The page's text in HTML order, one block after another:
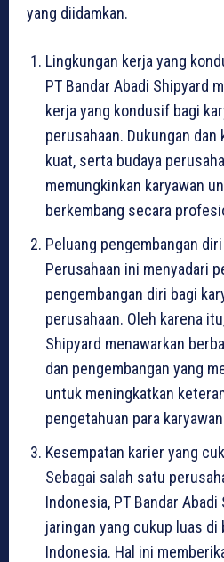
yang diidamkan.
Lingkungan kerja yang
PT Bandar Abadi Shipyard
kerja yang kondusif bagi
perusahaan. Dukungan dan
kuat, serta budaya
memungkinkan karyawan
berkembang secara
Peluang pengembangan
Perusahaan ini menyadari
pengembangan diri bagi
perusahaan. Oleh karena
Shipyard menawarkan
dan pengembangan yang
untuk meningkatkan
pengetahuan para
Kesempatan karier yang
Sebagai salah satu
Indonesia, PT Bandar
jaringan yang cukup luas di
Indonesia. Hal ini